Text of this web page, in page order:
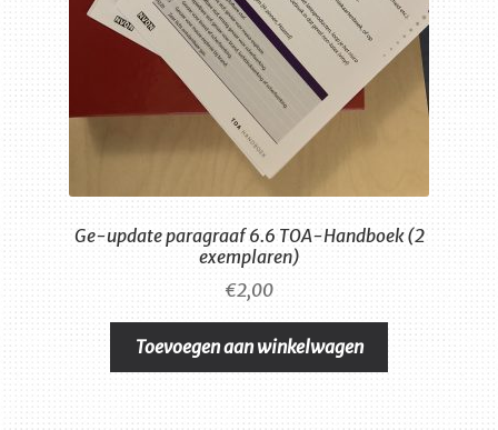
Ge-update paragraaf 6.6 TOA-Handboek (2
exemplaren)
€2,00
Toevoegen aan winkelwagen